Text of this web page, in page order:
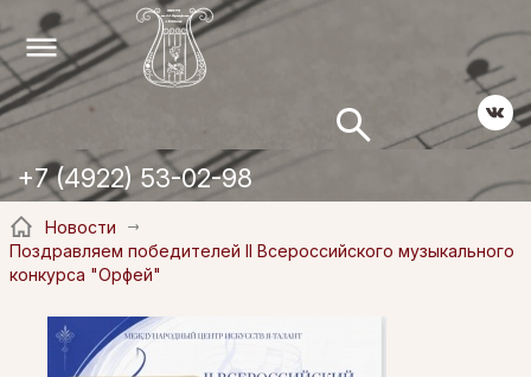
+7 (4922) 53-02-98
Новости
Поздравляем победителей II Всероссийского музыкального
конкурса "Орфей"